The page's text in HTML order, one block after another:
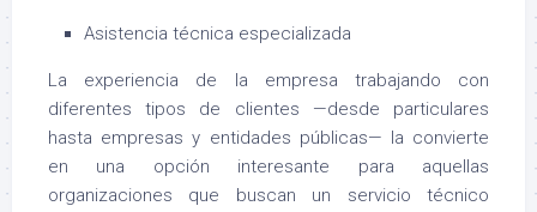
Asistencia técnica especializada
La experiencia de la empresa trabajando con
diferentes tipos de clientes —desde particulares
hasta empresas y entidades públicas— la convierte
en una opción interesante para aquellas
organizaciones que buscan un servicio técnico